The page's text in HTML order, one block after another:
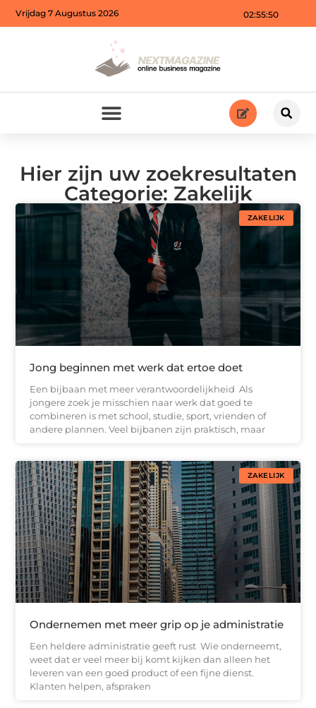
02:55:52
Vrijdag 7 Augustus 2026
Hier zijn uw zoekresultaten
Categorie: Zakelijk
ZAKELIJK
Jong beginnen met werk dat ertoe doet
Een bijbaan met meer verantwoordelijkheid Als
jongere zoek je misschien naar werk dat goed te
combineren is met school, studie, sport, vrienden of
andere plannen. Veel bijbanen zijn praktisch, maar
ZAKELIJK
Ondernemen met meer grip op je administratie
Een heldere administratie geeft rust Wie onderneemt,
weet dat er veel meer bij komt kijken dan alleen het
leveren van een goed product of een fijne dienst.
Klanten helpen, afspraken